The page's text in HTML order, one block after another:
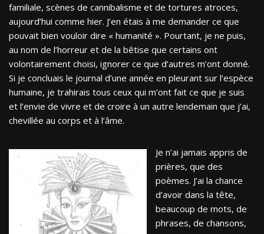
familiale, scènes de cannibalisme et de tortures atroces,
aujourd’hui comme hier. J’en étais à me demander ce que
pouvait bien vouloir dire « humanité ». Pourtant, je ne puis,
au nom de l’horreur et de la bêtise que certains ont
volontairement choisi, ignorer ce que d’autres m’ont donné.
Si je concluais le journal d’une année en pleurant sur l’espèce
humaine, je trahirais tous ceux qui m’ont fait ce que je suis
et l’envie de vivre et de croire à un autre lendemain que j’ai,
chevillée au corps et à l’âme.
Je n’ai jamais appris de
prières, que des
poèmes. J’ai la chance
d’avoir dans la tête,
beaucoup de mots, de
phrases, de chansons,